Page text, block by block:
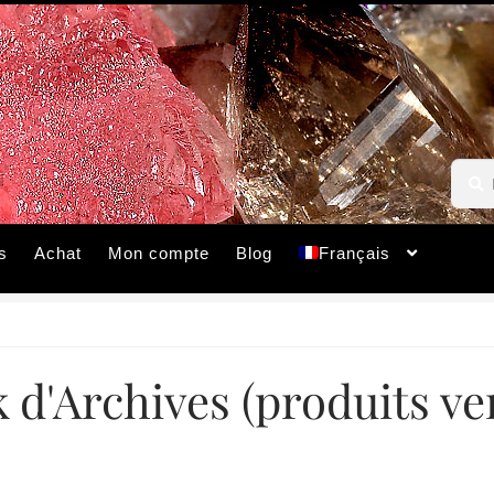
pour :
Achat Mon compte Blog Français
d'Archives (produits